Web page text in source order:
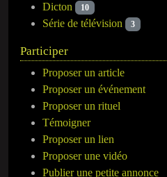
Dicton 10
Série de télévision 3
Participer
Proposer un article
Proposer un événement
Proposer un rituel
Témoigner
Proposer un lien
Proposer une vidéo
Publier une petite annonce